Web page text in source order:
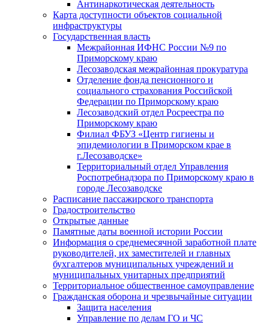
Антинаркотическая деятельность
Карта доступности объектов социальной
инфраструктуры
Государственная власть
Межрайонная ИФНС России №9 по
Приморскому краю
Лесозаводская межрайонная прокуратура
Отделение фонда пенсионного и
социального страхования Российской
Федерации по Приморскому краю
Лесозаводский отдел Росреестра по
Приморскому краю
Филиал ФБУЗ «Центр гигиены и
эпидемиологии в Приморском крае в
г.Лесозаводске»
Территориальный отдел Управления
Роспотребнадзора по Приморскому краю в
городе Лесозаводске
Расписание пассажирского транспорта
Градостроительство
Открытые данные
Памятные даты военной истории России
Информация о среднемесячной заработной плате
руководителей, их заместителей и главных
бухгалтеров муниципальных учреждений и
муниципальных унитарных предприятий
Территориальное общественное самоуправление
Гражданская оборона и чрезвычайные ситуации
Защита населения
Управление по делам ГО и ЧС